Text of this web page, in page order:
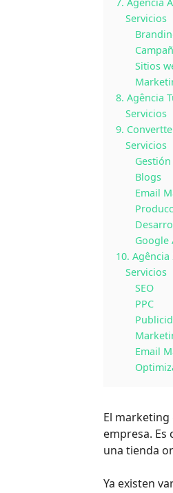
Servicios
Sitios
8. Agência
Servicios
9. Convertte
Servicios
Blogs
Email
Google
10. Agência
Servicios
SEO
PPC
Email
El marketing
empresa.
una tienda
Ya existen